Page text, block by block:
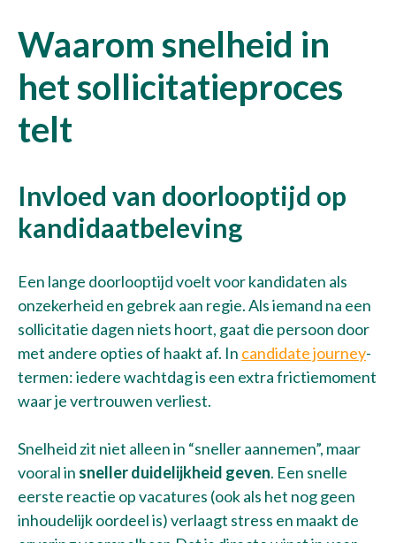
Verzenden
Bel met Thijs
+31 10 30 34 599
Waarom snelheid in
het sollicitatieproces
telt
Invloed van doorlooptijd op
kandidaatbeleving
Een lange doorlooptijd voelt voor kandidaten als
onzekerheid en gebrek aan regie. Als iemand na een
sollicitatie dagen niets hoort, gaat die persoon door
met andere opties of haakt af. In candidate journey-
termen: iedere wachtdag is een extra frictiemoment
waar je vertrouwen verliest.
Snelheid zit niet alleen in “sneller aannemen”, maar
vooral in sneller duidelijkheid geven. Een snelle
eerste reactie op vacatures (ook als het nog geen
inhoudelijk oordeel is) verlaagt stress en maakt de